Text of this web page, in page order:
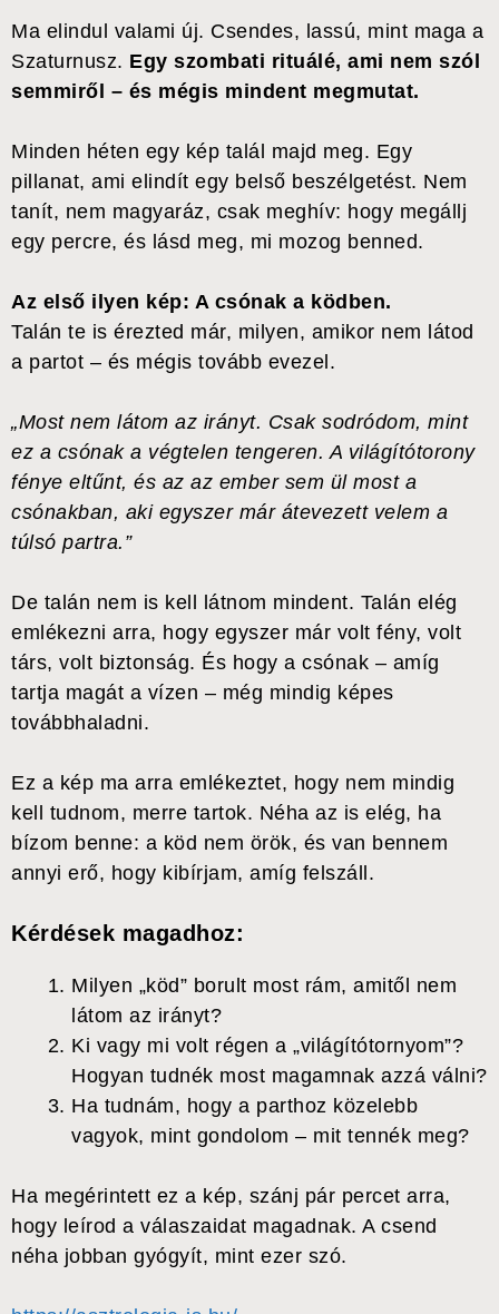
Ma elindul valami új. Csendes, lassú, mint maga a
Szaturnusz. Egy szombati rituálé, ami nem szól
semmiről – és mégis mindent megmutat.
Minden héten egy kép talál majd meg. Egy
pillanat, ami elindít egy belső beszélgetést. Nem
tanít, nem magyaráz, csak meghív: hogy megállj
egy percre, és lásd meg, mi mozog benned.
Az első ilyen kép: A csónak a ködben.
Talán te is érezted már, milyen, amikor nem látod
a partot – és mégis tovább evezel.
„Most nem látom az irányt. Csak sodródom, mint
ez a csónak a végtelen tengeren. A világítótorony
fénye eltűnt, és az az ember sem ül most a
csónakban, aki egyszer már átevezett velem a
túlsó partra.”
De talán nem is kell látnom mindent. Talán elég
emlékezni arra, hogy egyszer már volt fény, volt
társ, volt biztonság. És hogy a csónak – amíg
tartja magát a vízen – még mindig képes
továbbhaladni.
Ez a kép ma arra emlékeztet, hogy nem mindig
kell tudnom, merre tartok. Néha az is elég, ha
bízom benne: a köd nem örök, és van bennem
annyi erő, hogy kibírjam, amíg felszáll.
Kérdések magadhoz:
Milyen „köd” borult most rám, amitől nem
látom az irányt?
Ki vagy mi volt régen a „világítótornyom”?
Hogyan tudnék most magamnak azzá válni?
Ha tudnám, hogy a parthoz közelebb
vagyok, mint gondolom – mit tennék meg?
Ha megérintett ez a kép, szánj pár percet arra,
hogy leírod a válaszaidat magadnak. A csend
néha jobban gyógyít, mint ezer szó.